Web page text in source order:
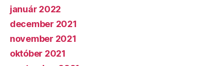
január 2022
december 2021
november 2021
október 2021